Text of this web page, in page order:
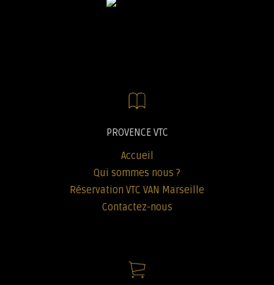
PROVENCE VTC
Accueil
Qui sommes nous ?
Réservation VTC VAN Marseille
Contactez-nous